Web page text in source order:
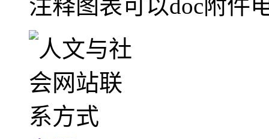
注释图表可以doc附件